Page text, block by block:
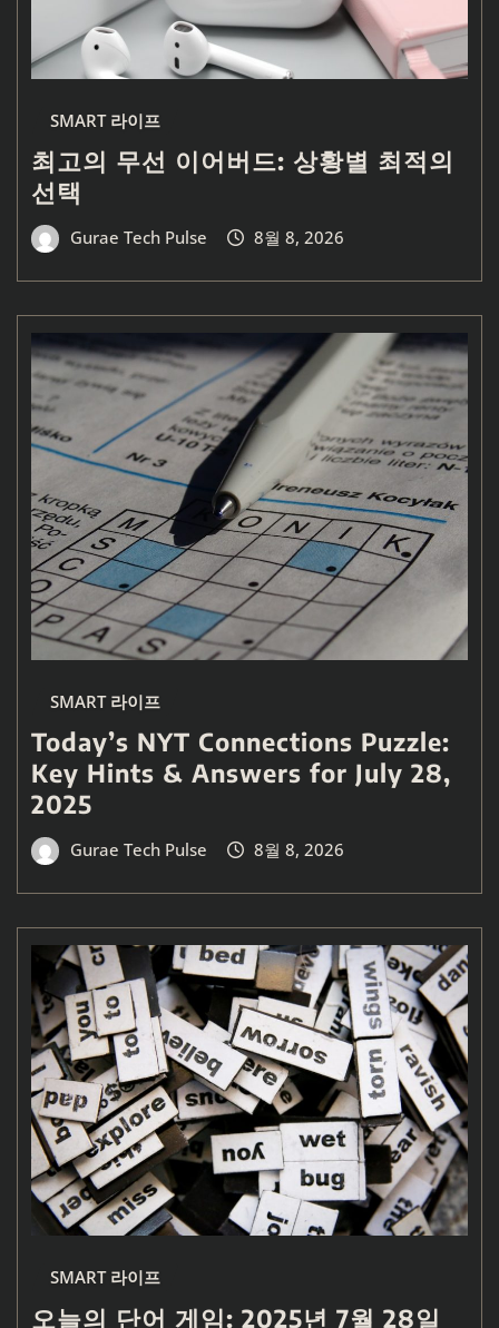
SMART 라이프
최고의 무선 이어버드: 상황별 최적의
선택
Gurae Tech Pulse 8월 8, 2026
SMART 라이프
Today’s NYT Connections Puzzle:
Key Hints & Answers for July 28,
2025
Gurae Tech Pulse 8월 8, 2026
SMART 라이프
오늘의 단어 게임: 2025년 7월 28일